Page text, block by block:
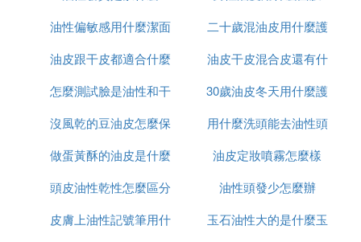
的洗面奶
敏感混油皮膚質的小仙女們在護膚上有很多苦惱，不
僅皮膚膚質護理比較麻煩，同時因為膚質易過敏也更
產品，以下給大家推薦適合敏感混油皮的洗面奶。
敏感混油皮洗面奶推薦
膚質： 之前是敏感肌，現在用lamer慢慢不過敏了。
黑頭閉口和偶爾的痘痘還是有。混油皮，不喜油膩的
護膚品給肌膚太大負擔。
關於潔面：選擇潔面產品之前， 我一般都會先看成
油性偏敏感用什麼潔面
二十歲混油皮用什麼護
膚品
油皮跟干皮都適合什麼
防曬
油皮干皮混合皮還有什
麼皮
怎麼測試臉是油性和干
行
30歲油皮冬天用什麼護
膚品
沒風乾的豆油皮怎麼保
存
用什麼洗頭能去油性頭
發
做蛋黃酥的油皮是什麼
油皮定妝噴霧怎麼樣
頭皮油性乾性怎麼區分
油性頭發少怎麼辦
皮膚上油性記號筆用什
玉石油性大的是什麼玉